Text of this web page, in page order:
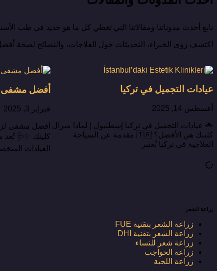
تابع أحدث مدوناتنا ومقالاتنا التي تغطي كل ما هو جديد في طب
اكتشف رؤى الخبراء، التحديثات حول العلاجات، والنصائح لصحة
عيادات التجميل في تركيا
أغسطس 14, 2025
🌟 عيادات التجميل في تركيا إسطنبول | لماذا ميرال
كلينك هي الأفضل؟ 🇹🇷 مقدمة عن السياحة
العلاجية في تركيا تُعتبر
أفضل مشفى
فبراير 3, 2025
أفضل مشفى
كلينك ✨🩺
العيادات
زراعة الشعر
زراعة الشعر بتقنية FUE
زراعة الشعر بتقنية DHI
زراعة شعر للنساء
زراعة الحواجب
زراعة اللحية